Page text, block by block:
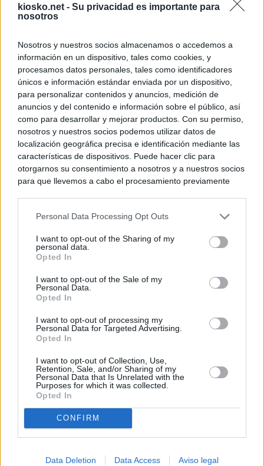
kiosko.net - Su privacidad es importante para
nosotros
Nosotros y nuestros socios almacenamos o accedemos a
información en un dispositivo, tales como cookies, y
procesamos datos personales, tales como identificadores
únicos e información estándar enviada por un dispositivo,
para personalizar contenidos y anuncios, medición de
anuncios y del contenido e información sobre el público, así
como para desarrollar y mejorar productos. Con su permiso,
nosotros y nuestros socios podemos utilizar datos de
localización geográfica precisa e identificación mediante las
características de dispositivos. Puede hacer clic para
otorgarnos su consentimiento a nosotros y a nuestros socios
para que llevemos a cabo el procesamiento previamente
negar su consentimiento. Tenga en cuenta que algún
de su consentimiento, pero usted tiene el derecho de
rechazar tal procesamiento. Sus preferencias se aplicarán
cualquier momento entrando de nuevo en este sitio web o
visitando nuestra política de privacidad.
Personal Data Processing Opt Outs
I want to opt-out of the Sharing of my
personal data.
Opted In
I want to opt-out of the Sale of my
Personal Data.
Opted In
I want to opt-out of processing my
Personal Data for Targeted Advertising.
Opted In
I want to opt-out of Collection, Use,
Retention, Sale, and/or Sharing of my
Personal Data that Is Unrelated with the
Purposes for which it was collected.
Opted In
CONFIRM
Data Deletion Data Access Aviso legal